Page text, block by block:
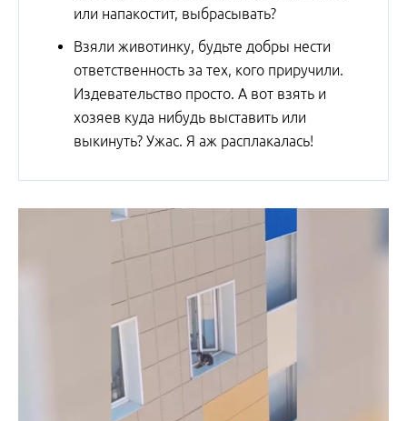
или напакостит, выбрасывать?
Взяли животинку, будьте добры нести
ответственность за тех, кого приручили.
Издевательство просто. А вот взять и
хозяев куда нибудь выставить или
выкинуть? Ужас. Я аж расплакалась!